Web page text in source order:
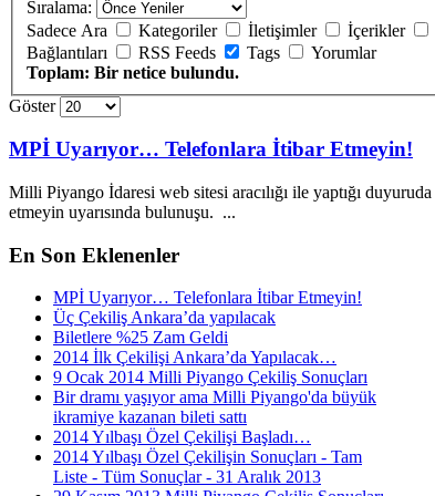
Sıralama:
Sadece Ara
Kategoriler İletişimler İçerikler
Bağlantıları
RSS Feeds Tags
Yorumlar
Toplam: Bir netice bulundu.
Göster
MPİ Uyarıyor… Telefonlara İtibar Etmeyin!
Milli Piyango İdaresi web sitesi aracılığı ile yaptığı duyuruda
etmeyin uyarısında bulunuşu. ...
En Son Eklenenler
MPİ Uyarıyor… Telefonlara İtibar Etmeyin!
Üç Çekiliş Ankara’da yapılacak
Biletlere %25 Zam Geldi
2014 İlk Çekilişi Ankara’da Yapılacak…
9 Ocak 2014 Milli Piyango Çekiliş Sonuçları
Bir dramı yaşıyor ama Milli Piyango'da büyük
ikramiye kazanan bileti sattı
2014 Yılbaşı Özel Çekilişi Başladı…
2014 Yılbaşı Özel Çekilişin Sonuçları - Tam
Liste - Tüm Sonuçlar - 31 Aralık 2013